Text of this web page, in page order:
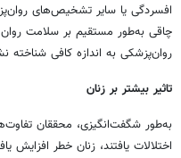
افسردگی یا سایر تشخیص‌های
چاقی به‌طور مستقیم بر سلامت روان
روان‌پزشکی به اندازه کافی
تاثیر بیشتر بر زنان
به‌طور شگفت‌انگیزی، محققان
اختلالات یافتند، زنان خطر افزایش